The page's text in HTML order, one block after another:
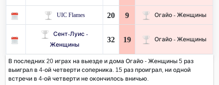
UIC Flames 20 9 Огайо - Женщины
Сент-Луис -
Женщины
32 19 Огайо - Женщины
В последних 20 играх на выезде и дома Огайо - Женщины 5 раз
выиграл в 4-ой четверти соперника. 15 раз проиграл, ни одной
встречи в 4-ой четверти не окончилось вничью.